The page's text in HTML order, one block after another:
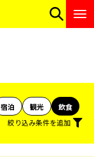
宿泊 観光
飲食
絞り込み条件を追加